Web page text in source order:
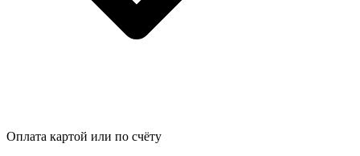
Оплата картой или по счёту